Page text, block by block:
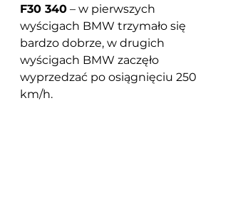
F30 340 – w pierwszych
wyścigach BMW trzymało się
bardzo dobrze, w drugich
wyścigach BMW zaczęło
wyprzedzać po osiągnięciu 250
km/h.